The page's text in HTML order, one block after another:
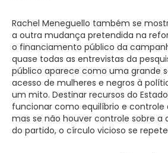
Rachel Meneguello também se
a outra mudança pretendida na
o financiamento público da
quase todas as entrevistas da
público aparece como uma grande
acesso de mulheres e negros à
um mito. Destinar recursos do
funcionar como equilíbrio e controle
mas se não houver controle sobre a
do partido, o círculo vicioso se